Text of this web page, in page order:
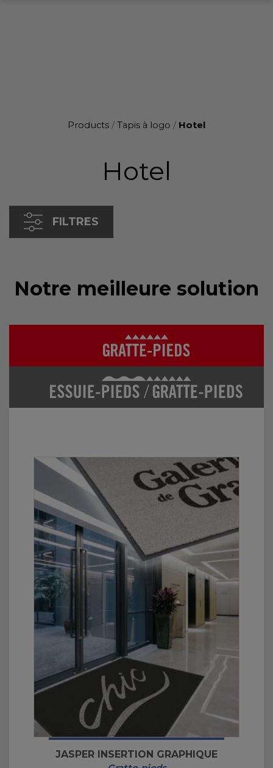
Products / Tapis à logo / Hotel
Hotel
FILTRES
Notre meilleure solution
JASPER INSERTION GRAPHIQUE